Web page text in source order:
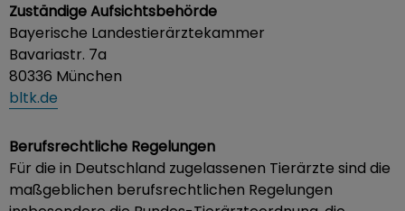
Zuständige Aufsichtsbehörde
Bayerische Landestierärztekammer
Bavariastr. 7a
80336 München
bltk.de
Berufsrechtliche Regelungen
Für die in Deutschland zugelassenen Tierärzte sind die
maßgeblichen berufsrechtlichen Regelungen